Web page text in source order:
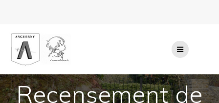
Recensement de